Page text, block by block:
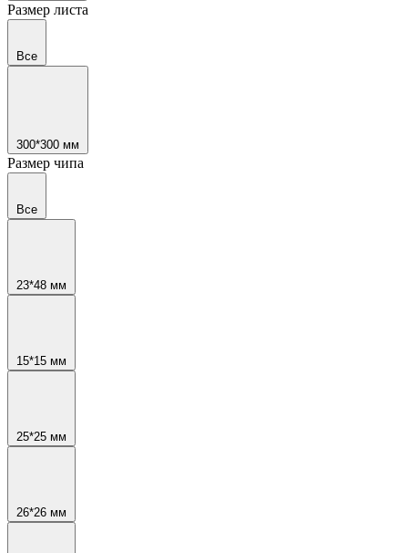
Размер листа
Все
300*300 мм
Размер чипа
Все
23*48 мм
15*15 мм
25*25 мм
26*26 мм